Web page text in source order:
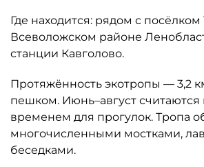
Где находится: рядом с посёлком
Всеволожском районе
станции Кавголово.
Протяжённость экотропы — 3,2
пешком. Июнь–август
временем для прогулок. Тропа
многочисленными мостками,
беседками.